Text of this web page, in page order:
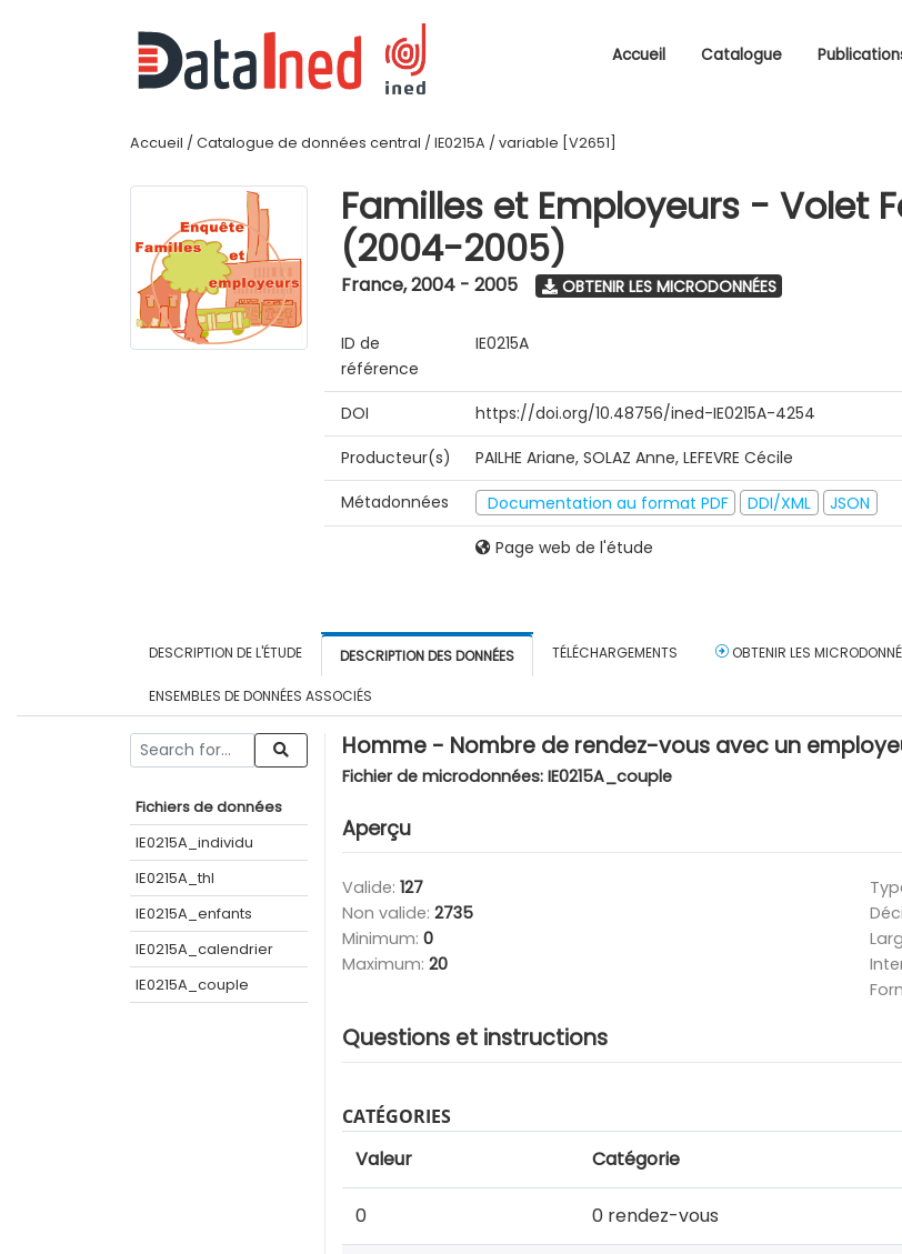
Accueil Catalogue
Accueil / Catalogue de données central / IE0215A / variable [V2651]
Familles et Employeurs - Volet
(2004-2005)
France,2004 - 2005 OBTENIR LES MICRODONNÉES
ID de
référence
IE0215A
DOI
https://doi.org/10.48756/ined-IE0215A-4254
Producteur(s)
PAILHE Ariane, SOLAZ Anne, LEFEVRE Cécile
Métadonnées
Documentation au format PDF DDI/XML
JSON
Page web de l'étude
DESCRIPTION DE L'ÉTUDE DESCRIPTION DES DONNÉES TÉLÉCHARGEMENTS OBTENIR LES
ENSEMBLES DE DONNÉES ASSOCIÉS
Fichiers de données
IE0215A_individu
IE0215A_thl
IE0215A_enfants
IE0215A_calendrier
IE0215A_couple
Homme - Nombre de rendez-vous avec un
Fichier de microdonnées: IE0215A_couple
Aperçu
Valide: 127
Non valide: 2735
Minimum: 0
Maximum: 20
Questions et instructions
CATÉGORIES
Valeur Catégorie
0 0 rendez-vous